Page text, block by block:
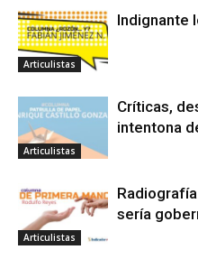
Articulistas
Indignante
Articulistas
Críticas,
intentona
Articulistas
sería